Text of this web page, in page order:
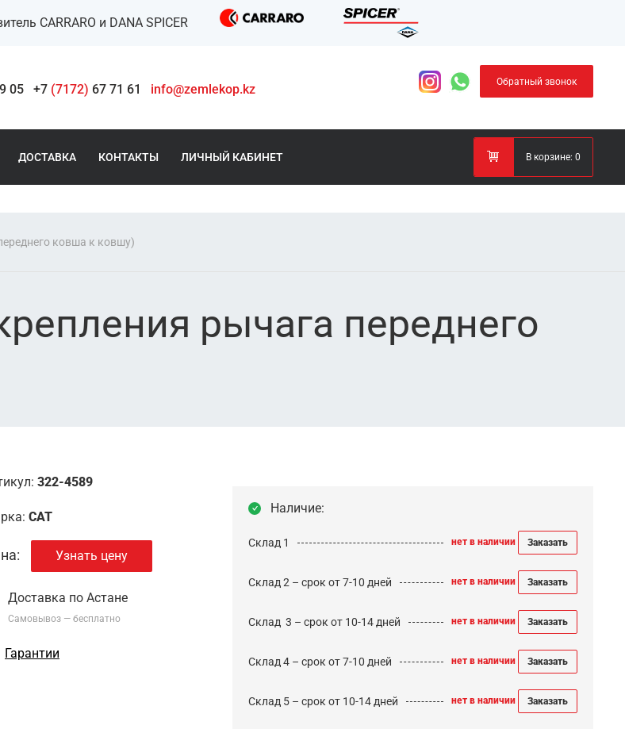
CARRARO и DANA SPICER
05 +7 (7172) 67 71 61 info@zemlekop.kz Обратный звонок
ДОСТАВКА КОНТАКТЫ ЛИЧНЫЙ КАБИНЕТ В корзине: 0
ковша к ковшу)
рычага переднего
322-4589
CAT
Узнать цену
Доставка по Астане
Самовывоз — бесплатно
Гарантии
Наличие:
Склад 1 нет в наличии Заказать
Склад 2 – срок от 7-10 дней нет в наличии Заказать
Cклад 3 – срок от 10-14 дней нет в наличии Заказать
Склад 4 – срок от 7-10 дней нет в наличии Заказать
Склад 5 – срок от 10-14 дней нет в наличии Заказать